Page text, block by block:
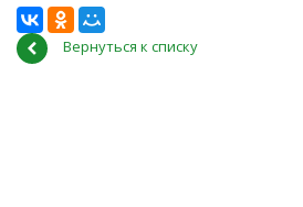
Вернуться к списку